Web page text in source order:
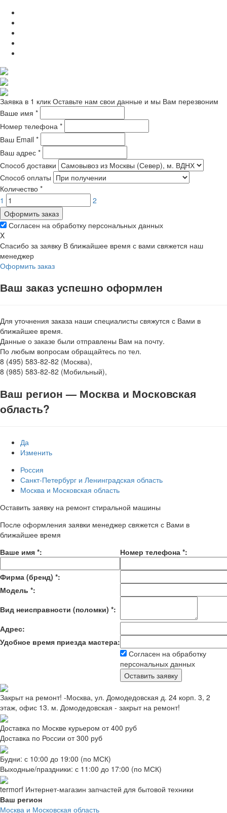
Заявка в 1 клик Оставьте нам свои данные и мы Вам перезвоним
Ваше имя *
Номер телефона *
Ваш Email *
Ваш адрес *
Способ доставки
Способ оплаты
Количество *
1
2
Оформить заказ
Согласен на обработку персональных данных
X
Спасибо за заявку В ближайшее время с вами свяжется наш
менеджер
Оформить заказ
Ваш заказ успешно оформлен
Для уточнения заказа наши специалисты свяжутся с Вами в
ближайшее время.
Данные о заказе были отправлены Вам на почту.
По любым вопросам обращайтесь по тел.
8 (495) 583-82-82 (Москва),
8 (985) 583-82-82 (Мобильный),
Ваш регион — Москва и Московская
область?
Да
Изменить
Россия
Санкт-Петербург и Ленинградская область
Москва и Московская область
Оставить заявку на ремонт стиральной машины
После оформления заявки менеджер свяжется с Вами в
ближайшее время
Ваше имя *: Номер телефона *:
Фирма (бренд) *:
Модель *:
Вид неисправности (поломки) *:
Адрес:
Удобное время приезда мастера:
Согласен на обработку
персональных данных
Закрыт на ремонт! -Москва, ул. Домодедовская д. 24 корп. 3, 2
этаж, офис 13. м. Домодедовская - закрыт на ремонт!
Доставка по Москве курьером от 400 руб
Доставка по России от 300 руб
Будни: с 10:00 до 19:00 (по МСК)
Выходные/праздники: с 11:00 до 17:00 (по МСК)
termorf Интернет-магазин запчастей для бытовой техники
Ваш регион
Москва и Московская область